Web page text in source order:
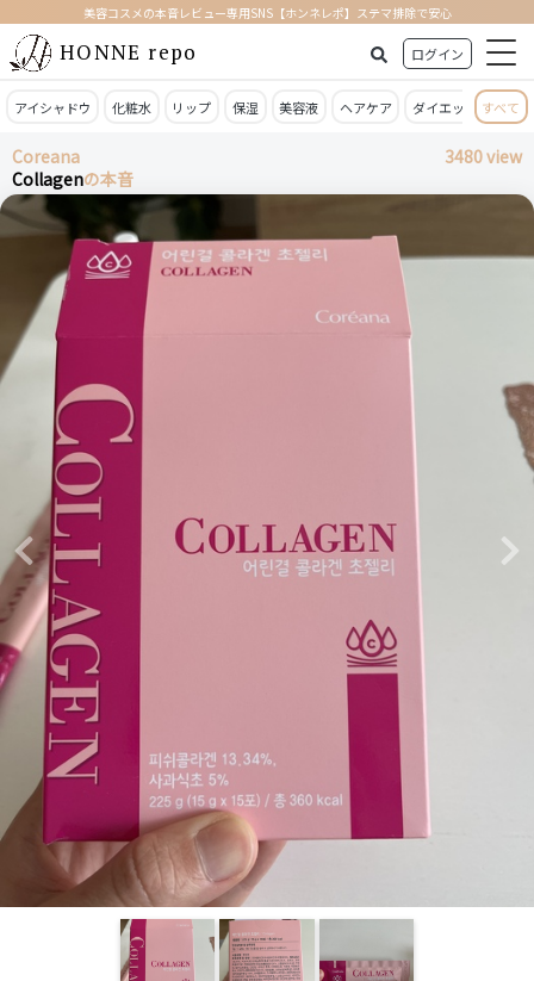
美容コスメの本音レビュー専用SNS【ホンネレポ】ステマ排除で安心
HONNE repo ログイン
アイシャドウ 化粧水 リップ 保湿 美容液 ヘアケア ダイエット 日焼
すべて
Coreana
3480 view
Collagenの本音
Previous